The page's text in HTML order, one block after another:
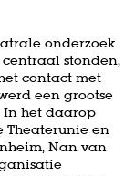
onderzoek
stonden,
contact met
een grootse
In het daarop
Theaterunie en
Nan van